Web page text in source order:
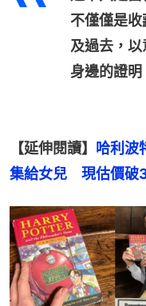
不僅僅是
及過去，以
身邊的證明
【延伸閱讀】 哈利波
集給女兒　現估價破